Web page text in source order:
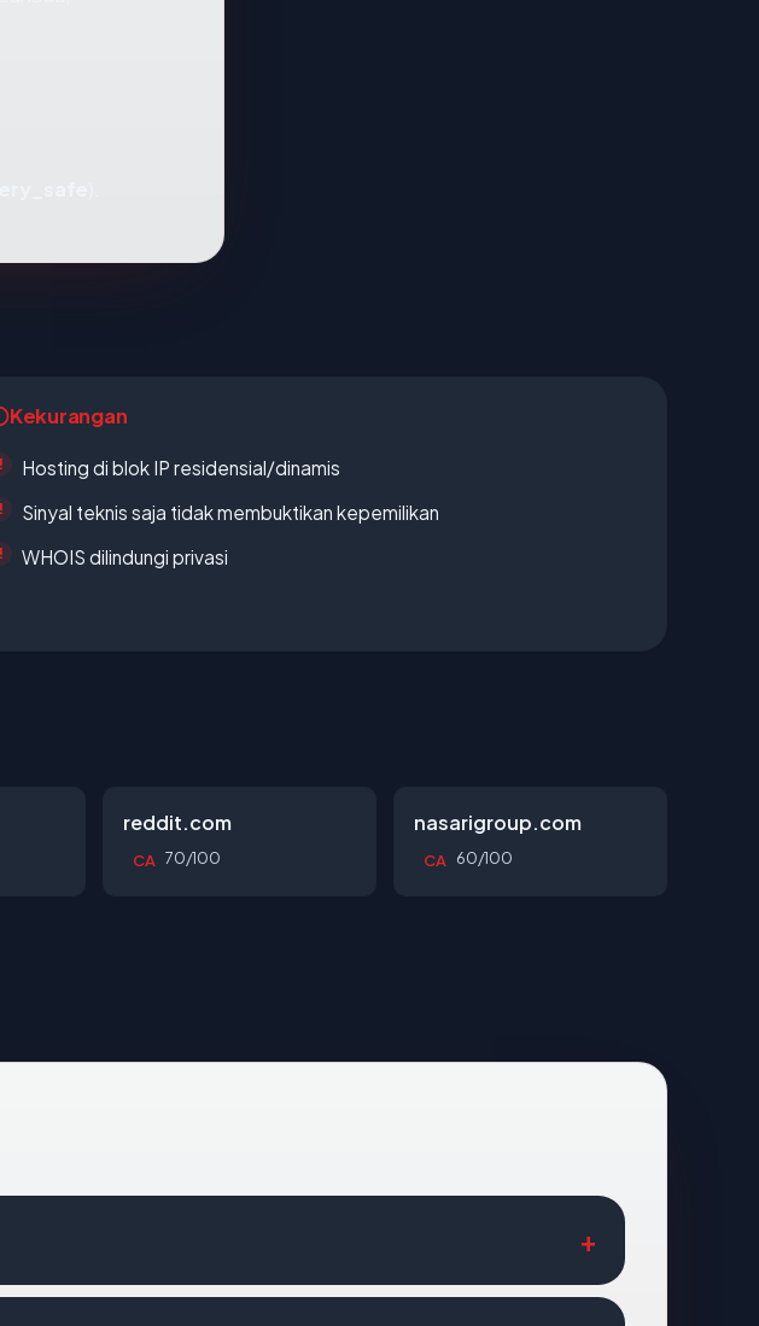
Kekurangan
Hosting di blok IP residensial/dinamis
Sinyal teknis saja tidak membuktikan kepemilikan
WHOIS dilindungi privasi
reddit.com
CA 70/100
nasarigroup.com
CA 60/100